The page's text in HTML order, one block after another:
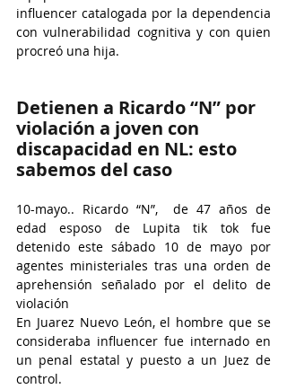
influencer catalogada por la dependencia
con vulnerabilidad cognitiva y con quien
procreó una hija.
Detienen a Ricardo “N” por
violación a joven con
discapacidad en NL: esto
sabemos del caso
10-mayo.. Ricardo “N”,  de 47 años de
edad esposo de Lupita tik tok fue
detenido este sábado 10 de mayo por
agentes ministeriales tras una orden de
aprehensión señalado por el delito de
violación
En Juarez Nuevo León, el hombre que se
consideraba influencer fue internado en
un penal estatal y puesto a un Juez de
control.